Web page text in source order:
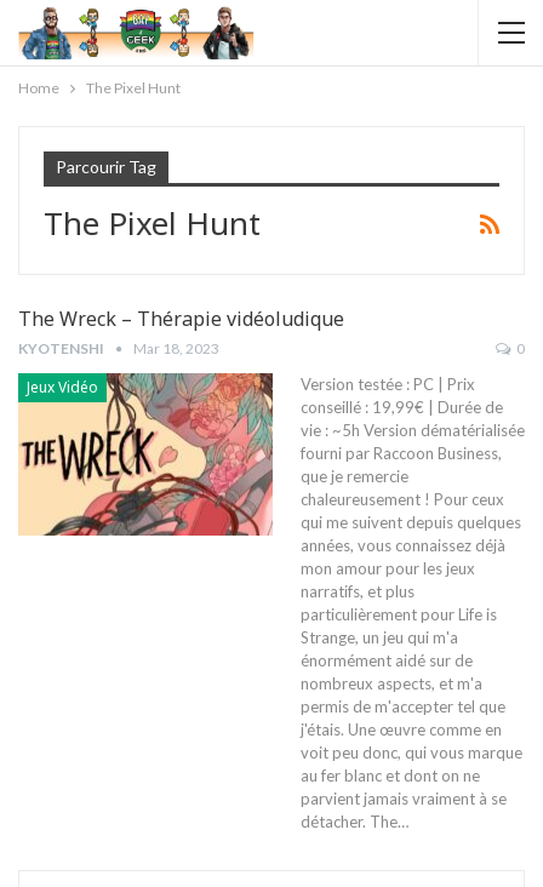
Home The Pixel Hunt
Parcourir Tag
The Pixel Hunt
The Wreck – Thérapie vidéoludique
KYOTENSHI Mar 18, 2023 0
Jeux Vidéo
Version testée : PC | Prix
conseillé : 19,99€ | Durée de
vie : ~5h Version dématérialisée
fourni par Raccoon Business,
que je remercie
chaleureusement ! Pour ceux
qui me suivent depuis quelques
années, vous connaissez déjà
mon amour pour les jeux
narratifs, et plus
particulièrement pour Life is
Strange, un jeu qui m'a
énormément aidé sur de
nombreux aspects, et m'a
permis de m'accepter tel que
j'étais. Une œuvre comme en
voit peu donc, qui vous marque
au fer blanc et dont on ne
parvient jamais vraiment à se
détacher. The…